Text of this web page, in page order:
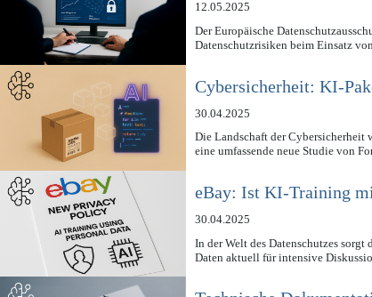
12.05.2025
Der Europäische
Datenschutzrisiken beim Einsatz
Cybersicherheit: KI-
30.04.2025
Die Landschaft der
eine umfassende neue Studie von
eBay: Ist KI-Training
30.04.2025
In der Welt des Datenschutzes
Daten aktuell für intensive